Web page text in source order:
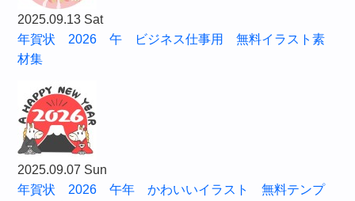
2025.09.13 Sat
年賀状 2026 午 ビジネス仕事用 無料イラスト素
材集
2025.09.07 Sun
年賀状 2026 午年 かわいいイラスト 無料テンプ